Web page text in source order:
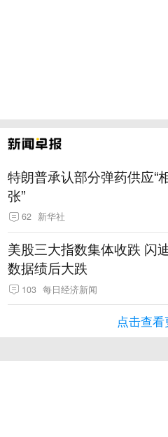
特朗普承认部分弹药供应“
张”
62 新华社
美股三大指数集体收跌 闪
数据绩后大跌
103 每日经济新闻
点击查看